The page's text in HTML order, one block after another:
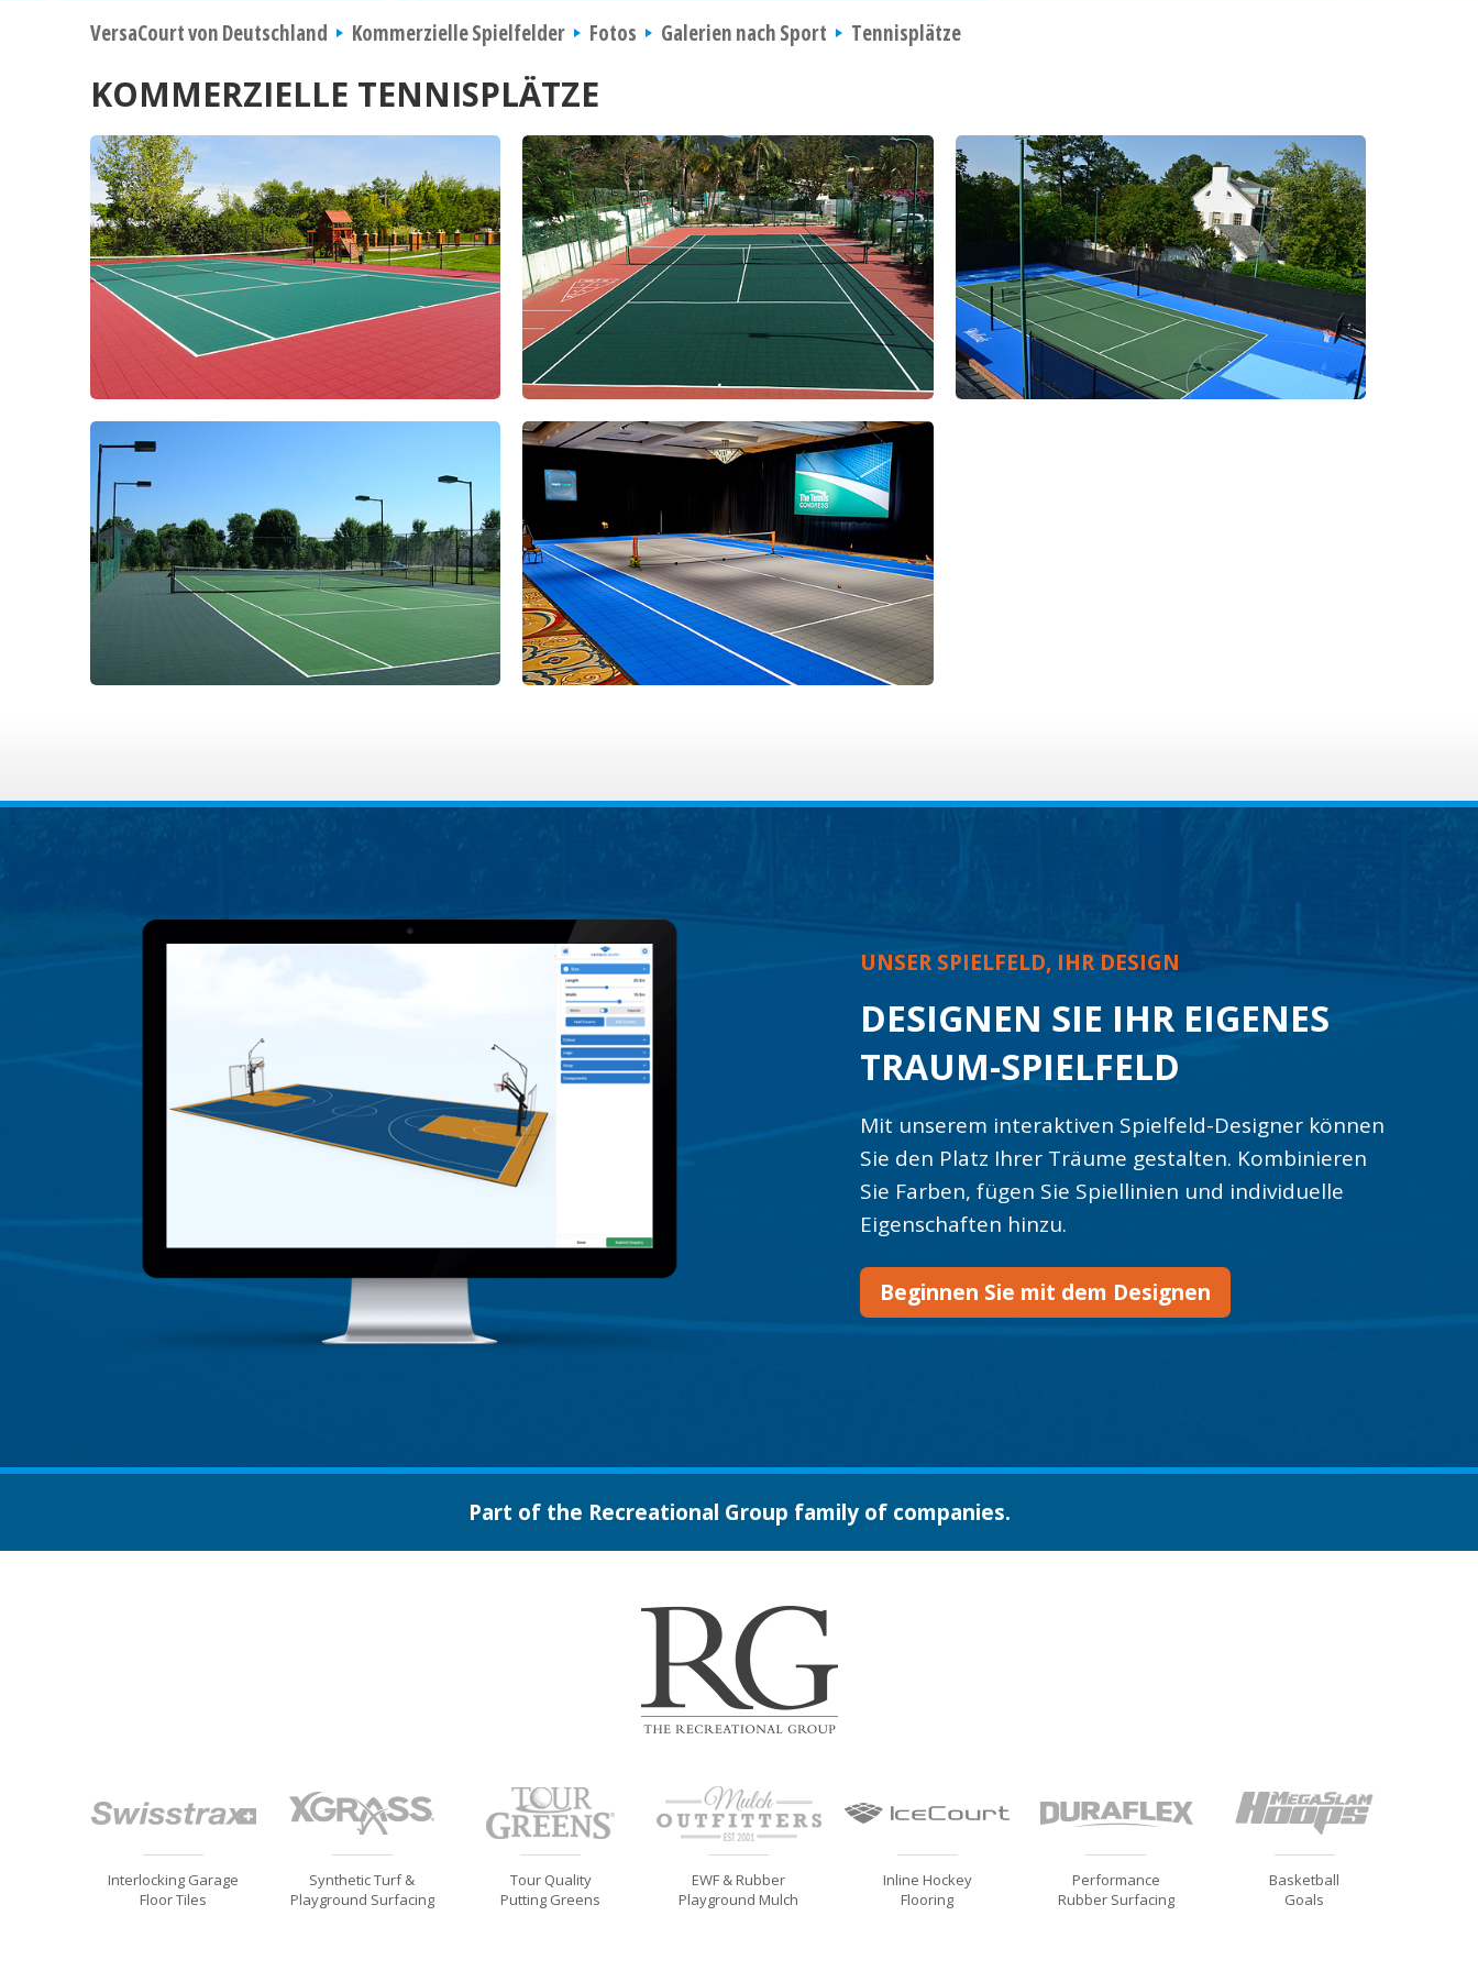
VersaCourt von Deutschland Kommerzielle Spielfelder Fotos Galerien nach Sport Tennisplätze
KOMMERZIELLE TENNISPLÄTZE
UNSER SPIELFELD, IHR DESIGN
DESIGNEN SIE IHR EIGENES
TRAUM-SPIELFELD
Mit unserem interaktiven Spielfeld-Designer können
Sie den Platz Ihrer Träume gestalten. Kombinieren
Sie Farben, fügen Sie Spiellinien und individuelle
Eigenschaften hinzu.
Beginnen Sie mit dem Designen
Part of the Recreational Group family of companies.
Interlocking Garage
Floor Tiles
Synthetic Turf &
Playground Surfacing
Tour Quality
Putting Greens
EWF & Rubber
Playground Mulch
Inline Hockey
Flooring
Performance
Rubber Surfacing
Basketball
Goals